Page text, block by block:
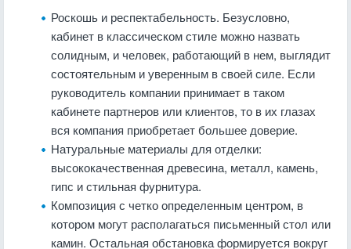
Роскошь и респектабельность. Безусловно,
кабинет в классическом стиле можно назвать
солидным, и человек, работающий в нем, выглядит
состоятельным и уверенным в своей силе. Если
руководитель компании принимает в таком
кабинете партнеров или клиентов, то в их глазах
вся компания приобретает большее доверие.
Натуральные материалы для отделки:
высококачественная древесина, металл, камень,
гипс и стильная фурнитура.
Композиция с четко определенным центром, в
котором могут располагаться письменный стол или
камин. Остальная обстановка формируется вокруг